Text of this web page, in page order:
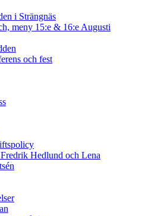
i Strängnäs
meny 15:e & 16:e Augusti
och fest
Hedlund och Lena